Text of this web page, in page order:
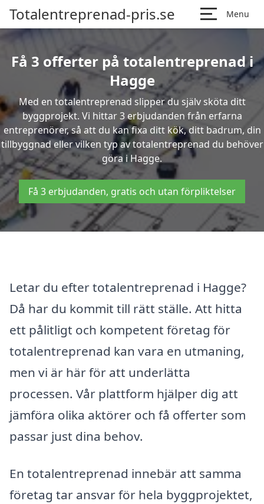
Totalentreprenad-pris.se Menu
Få 3 offerter på totalentreprenad i
Hagge
Med en totalentreprenad slipper du själv sköta ditt
byggprojekt. Vi hittar 3 erbjudanden från erfarna
entreprenörer, så att du kan fixa ditt kök, ditt badrum, din
tillbyggnad eller vilken typ av totalentreprenad du behöver
göra i Hagge.
Få 3 erbjudanden, gratis och utan förpliktelser
Letar du efter totalentreprenad i Hagge?
Då har du kommit till rätt ställe. Att hitta
ett pålitligt och kompetent företag för
totalentreprenad kan vara en utmaning,
men vi är här för att underlätta
processen. Vår plattform hjälper dig att
jämföra olika aktörer och få offerter som
passar just dina behov.
En totalentreprenad innebär att samma
företag tar ansvar för hela byggprojektet,